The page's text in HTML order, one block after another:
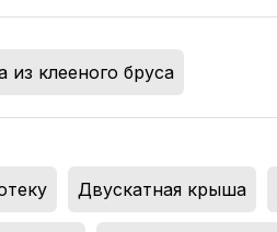
из клееного бруса
Двускатная крыша